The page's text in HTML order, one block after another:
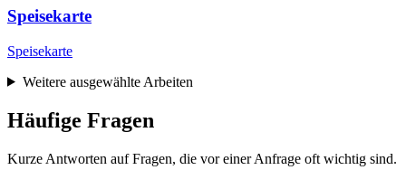
Speisekarte
Speisekarte
Weitere ausgewählte Arbeiten
Häufige Fragen
Kurze Antworten auf Fragen, die vor einer Anfrage oft wichtig sind.